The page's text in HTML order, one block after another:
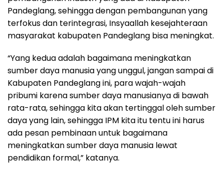
Pandeglang, sehingga dengan pembangunan yang
terfokus dan terintegrasi, Insyaallah kesejahteraan
masyarakat kabupaten Pandeglang bisa meningkat.
“Yang kedua adalah bagaimana meningkatkan
sumber daya manusia yang unggul, jangan sampai di
Kabupaten Pandeglang ini, para wajah-wajah
pribumi karena sumber daya manusianya di bawah
rata-rata, sehingga kita akan tertinggal oleh sumber
daya yang lain, sehingga IPM kita itu tentu ini harus
ada pesan pembinaan untuk bagaimana
meningkatkan sumber daya manusia lewat
pendidikan formal,” katanya.